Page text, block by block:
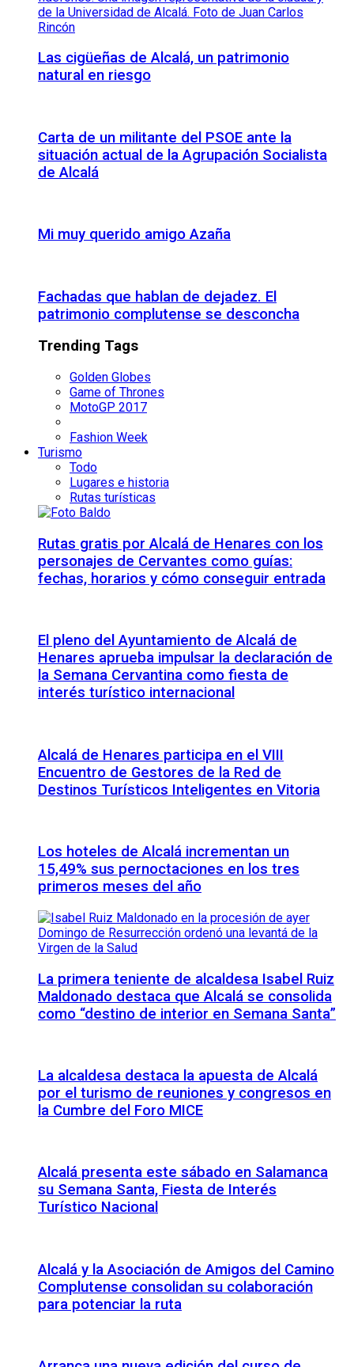
Las cigüeñas de Alcalá, un patrimonio
natural en riesgo
Carta de un militante del PSOE ante la
situación actual de la Agrupación Socialista
de Alcalá
Mi muy querido amigo Azaña
Fachadas que hablan de dejadez. El
patrimonio complutense se desconcha
Trending Tags
Golden Globes
Game of Thrones
MotoGP 2017
Fashion Week
Turismo
Todo
Lugares e historia
Rutas turísticas
Rutas gratis por Alcalá de Henares con los
personajes de Cervantes como guías:
fechas, horarios y cómo conseguir entrada
El pleno del Ayuntamiento de Alcalá de
Henares aprueba impulsar la declaración de
la Semana Cervantina como fiesta de
interés turístico internacional
Alcalá de Henares participa en el VIII
Encuentro de Gestores de la Red de
Destinos Turísticos Inteligentes en Vitoria
Los hoteles de Alcalá incrementan un
15,49% sus pernoctaciones en los tres
primeros meses del año
La primera teniente de alcaldesa Isabel Ruiz
Maldonado destaca que Alcalá se consolida
como “destino de interior en Semana Santa”
La alcaldesa destaca la apuesta de Alcalá
por el turismo de reuniones y congresos en
la Cumbre del Foro MICE
Alcalá presenta este sábado en Salamanca
su Semana Santa, Fiesta de Interés
Turístico Nacional
Alcalá y la Asociación de Amigos del Camino
Complutense consolidan su colaboración
para potenciar la ruta